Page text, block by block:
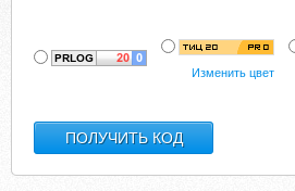
Изменить цвет